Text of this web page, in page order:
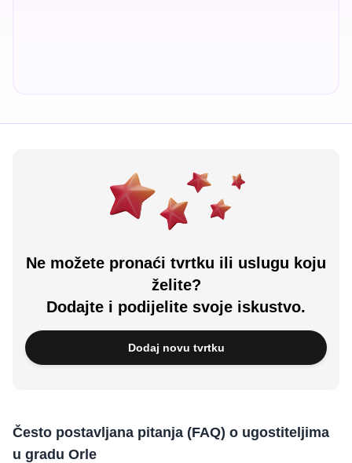
Ne možete pronaći tvrtku ili uslugu koju
želite?
Dodajte i podijelite svoje iskustvo.
Dodaj novu tvrtku
Često postavljana pitanja (FAQ) o ugostiteljima
u gradu Orle